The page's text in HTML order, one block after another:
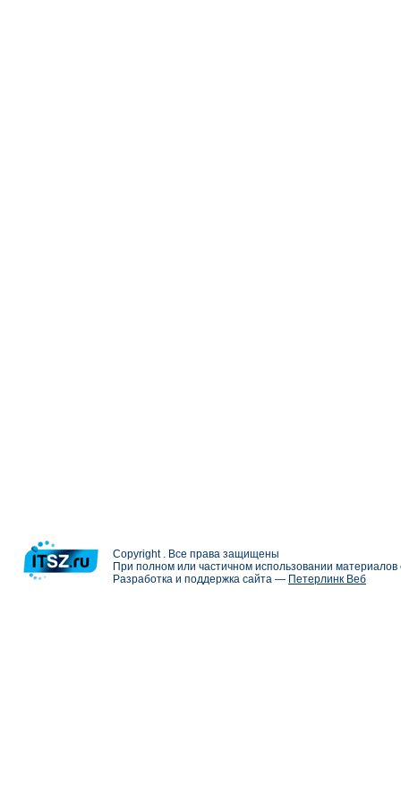
Copyright . Все права защищены
При полном или частичном использовании
Разработка и поддержка сайта — Петерлинк Веб